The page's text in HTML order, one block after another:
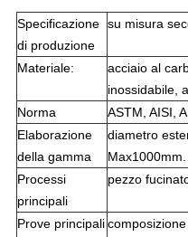
Specificazione
di produzione
su misura
Materiale:
acciaio al
inossidabile,
Norma
ASTM, AISI,
Elaborazione
della gamma
diametro
Max1000mm.
Processi
principali
pezzo
Prove principali